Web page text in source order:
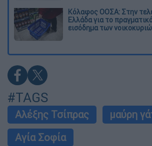
Κόλαφος ΟΟΣΑ: Στην
Ελλάδα για το
εισόδημα των
#TAGS
Αλέξης Τσίπρας
μαύρη
Αγία Σοφία